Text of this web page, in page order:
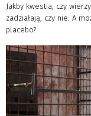
Jakby kwestia, czy
zadziałają, czy nie. A
placebo?